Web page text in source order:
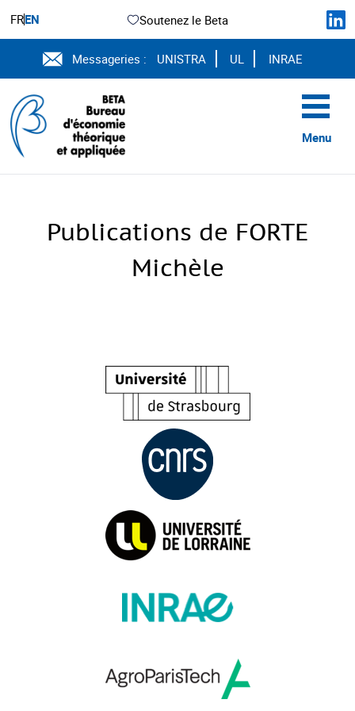
FREN Soutenez le Beta
Messageries : UNISTRA UL INRAE
Menu
Publications de FORTE
Michèle